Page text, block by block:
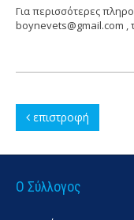
Για περισσότερες
boynevets@gmail.com ,
επιστροφή
Ο Σύλλογος